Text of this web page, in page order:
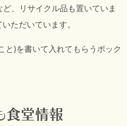
、リサイクル品も置いていま
ただいています。
と)を書いて入れてもらうボック
食堂情報